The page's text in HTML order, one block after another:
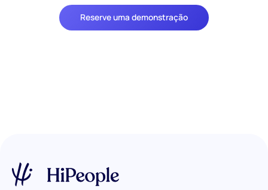
Reserve uma demonstração